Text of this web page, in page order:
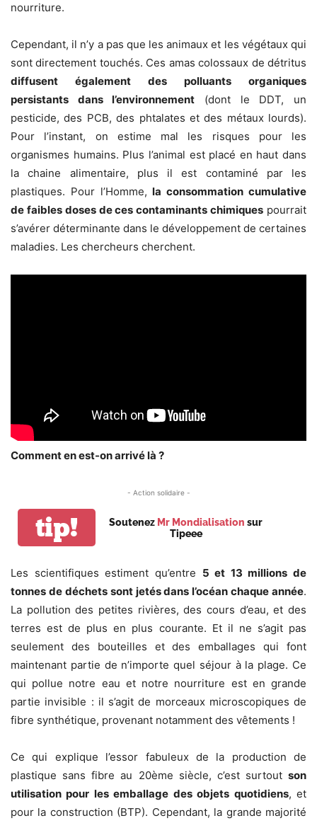
nourriture.
Cependant, il n’y a pas que les animaux et les végétaux qui
sont directement touchés. Ces amas colossaux de détritus
diffusent également des polluants organiques
persistants dans l’environnement (dont le DDT, un
pesticide, des PCB, des phtalates et des métaux lourds).
Pour l’instant, on estime mal les risques pour les
organismes humains. Plus l’animal est placé en haut dans
la chaine alimentaire, plus il est contaminé par les
plastiques. Pour l’Homme,la consommation cumulative
de faibles doses de ces contaminants chimiques pourrait
s’avérer déterminante dans le développement de certaines
maladies. Les chercheurs cherchent.
Comment en est-on arrivé là ?
- Action solidaire -
tip! Soutenez Mr Mondialisation sur
Tipeee
Les scientifiques estiment qu’entre 5 et 13 millions de
tonnes de déchets sont jetés dans l’océan chaque année.
La pollution des petites rivières, des cours d’eau, et des
terres est de plus en plus courante. Et il ne s’agit pas
seulement des bouteilles et des emballages qui font
maintenant partie de n’importe quel séjour à la plage. Ce
qui pollue notre eau et notre nourriture est en grande
partie invisible : il s’agit de morceaux microscopiques de
fibre synthétique, provenant notamment des vêtements !
Ce qui explique l’essor fabuleux de la production de
plastique sans fibre au 20ème siècle, c’est surtout son
utilisation pour les emballage des objets quotidiens, et
pour la construction (BTP). Cependant, la grande majorité